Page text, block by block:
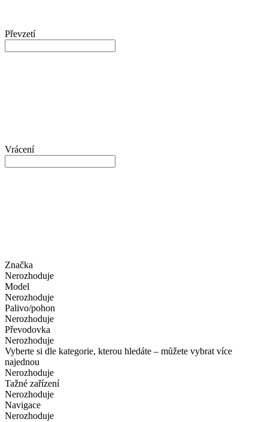
Převzetí
Vrácení
Značka
Nerozhoduje
Model
Nerozhoduje
Palivo/pohon
Nerozhoduje
Převodovka
Nerozhoduje
Vyberte si dle kategorie, kterou hledáte – můžete vybrat více
najednou
Nerozhoduje
Tažné zařízení
Nerozhoduje
Navigace
Nerozhoduje